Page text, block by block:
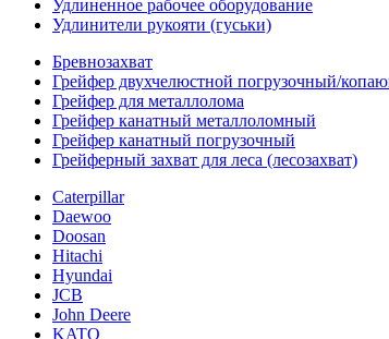
Удлиненное рабочее оборудование
Удлинители рукояти (гуськи)
Бревнозахват
Грейфер двухчелюстной погрузочный/
Грейфер для металлолома
Грейфер канатный металлоломный
Грейфер канатный погрузочный
Грейферный захват для леса (лесозахват)
Caterpillar
Daewoo
Doosan
Hitachi
Hyundai
JCB
John Deere
KATO